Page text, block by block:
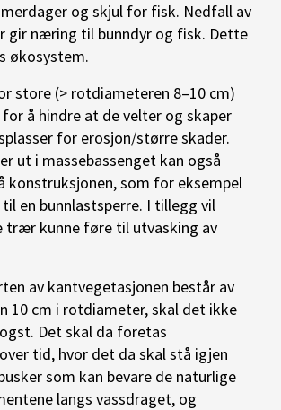
og skjul for fisk. Nedfall av
gir næring til bunndyr og fisk. Dette
økosystem.
store (> rotdiameteren 8–10 cm)
å hindre at de velter og skaper
for erosjon/større skader.
ut i massebassenget kan også
konstruksjonen, som for eksempel
en bunnlastsperre. I tillegg vil
kunne føre til utvasking av
av kantvegetasjonen består av
10 cm i rotdiameter, skal det ikke
Det skal da foretas
tid, hvor det da skal stå igjen
som kan bevare de naturlige
langs vassdraget, og